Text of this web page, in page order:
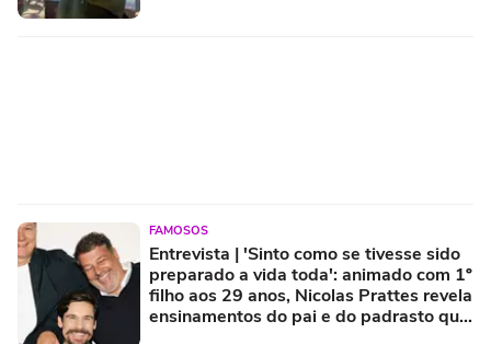
FAMOSOS
Entrevista | 'Sinto como se tivesse sido
preparado a vida toda': animado com 1º
filho aos 29 anos, Nicolas Prattes revela
ensinamentos do pai e do padrasto que